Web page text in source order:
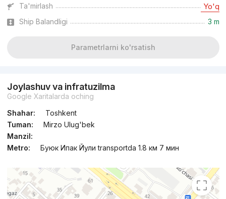
Ta'mirlash Yo'q
Ship Balandligi 3 m
Parametrlarni ko'rsatish
Joylashuv va infratuzilma
Google Xaritalarda oching
Shahar:
Toshkent
Tuman:
Mirzo Ulug'bek
Manzil:
Metro:
Буюк Ипак Йули transportda 1.8 км 7 мин